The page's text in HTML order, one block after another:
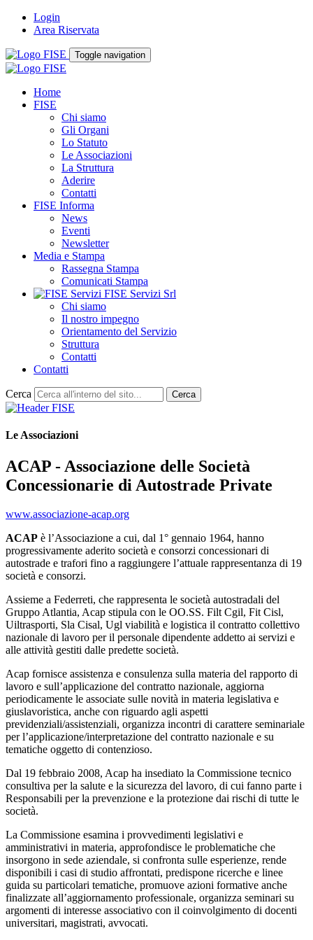
Login
Area Riservata
Toggle navigation
Home
FISE
Chi siamo
Gli Organi
Lo Statuto
Le Associazioni
La Struttura
Aderire
Contatti
FISE Informa
News
Eventi
Newsletter
Media e Stampa
Rassegna Stampa
Comunicati Stampa
FISE Servizi Srl
Chi siamo
Il nostro impegno
Orientamento del Servizio
Struttura
Contatti
Contatti
Cerca Cerca
Le Associazioni
ACAP - Associazione delle Società
Concessionarie di Autostrade Private
www.associazione-acap.org
ACAP è l’Associazione a cui, dal 1° gennaio 1964, hanno
progressivamente aderito società e consorzi concessionari di
autostrade e trafori fino a raggiungere l’attuale rappresentanza di 19
società e consorzi.
Assieme a Federreti, che rappresenta le società autostradali del
Gruppo Atlantia, Acap stipula con le OO.SS. Filt Cgil, Fit Cisl,
Uiltrasporti, Sla Cisal, Ugl viabilità e logistica il contratto collettivo
nazionale di lavoro per il personale dipendente addetto ai servizi e
alle attività gestiti dalle predette società.
Acap fornisce assistenza e consulenza sulla materia del rapporto di
lavoro e sull’applicazione del contratto nazionale, aggiorna
periodicamente le associate sulle novità in materia legislativa e
giuslavoristica, anche con riguardo agli aspetti
previdenziali/assistenziali, organizza incontri di carattere seminariale
per l’applicazione/interpretazione del contratto nazionale e su
tematiche oggetto di contenzioso.
Dal 19 febbraio 2008, Acap ha insediato la Commissione tecnico
consultiva per la salute e la sicurezza del lavoro, di cui fanno parte i
Responsabili per la prevenzione e la protezione dai rischi di tutte le
società.
La Commissione esamina i provvedimenti legislativi e
amministrativi in materia, approfondisce le problematiche che
insorgono in sede aziendale, si confronta sulle esperienze, rende
disponibili i casi di studio affrontati, predispone ricerche e linee
guida su particolari tematiche, promuove azioni formative anche
finalizzate all’aggiornamento professionale, organizza seminari su
argomenti di interesse associativo con il coinvolgimento di docenti
universitari, magistrati, avvocati.